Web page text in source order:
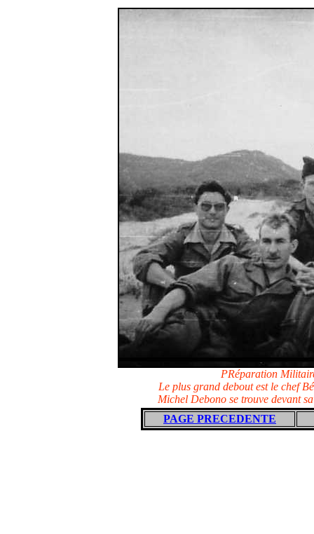
PRéparation
Le plus grand debout est le chef
Michel Debono se trouve devant
PAGE PRECEDENTE